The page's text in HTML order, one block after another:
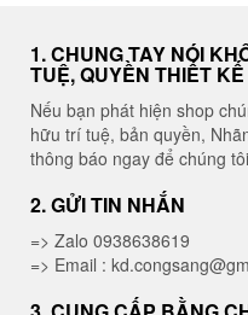
1. CHUNG TAY NÓI
TUỆ, QUYỀN THIẾT KẾ
Nếu bạn phát hiện shop
hữu trí tuệ, bản quyền,
thông báo ngay để chúng
2. GỬI TIN NHẮN
=> Zalo 0938638619
=> Email :